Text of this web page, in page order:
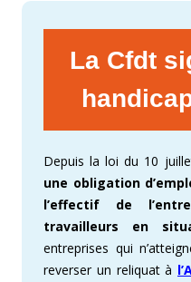
La Cfdt
Depuis la loi du 10
une obligation
l’effectif de
travailleurs en
entreprises qui
reverser un reliquat à